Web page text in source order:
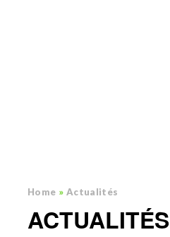
Home » Actualités
ACTUALITÉS